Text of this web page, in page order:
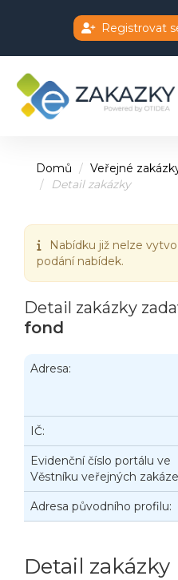
Registrovat
Domů Veřejné
Detail zakázky
Nabídku již nelze
podání nabídek.
Detail zakázky
fond
Adresa:
IČ:
Evidenční číslo portálu ve
Věstníku veřejných
Adresa původního profilu:
Detail zakázky
Chatbot e-